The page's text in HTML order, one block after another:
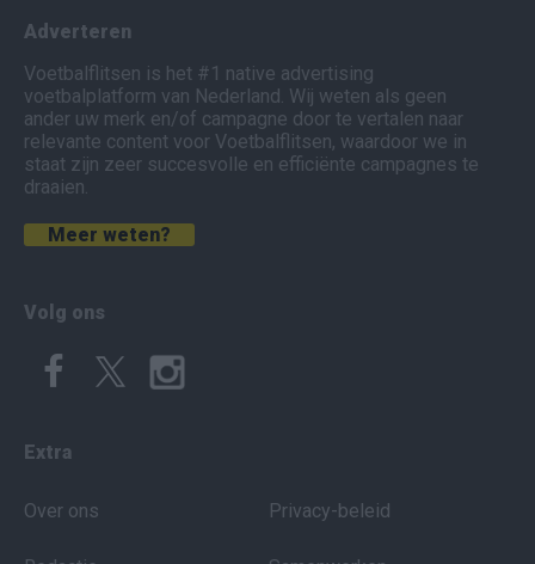
Adverteren
Voetbalflitsen is het #1 native advertising
voetbalplatform van Nederland. Wij weten als geen
ander uw merk en/of campagne door te vertalen naar
relevante content voor Voetbalflitsen, waardoor we in
staat zijn zeer succesvolle en efficiënte campagnes te
draaien.
Meer weten?
Volg ons
Extra
Over ons Privacy-beleid